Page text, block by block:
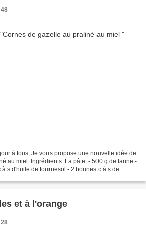
à tous, Je vous propose une nouvelle idée de
au miel. Ingrédients: La pâte: - 500 g de farine -
d'huile de tournesol - 2 bonnes c.à.s de
et à l'orange